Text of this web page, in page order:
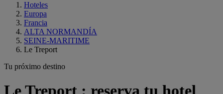
Hoteles
Europa
Francia
ALTA NORMANDÍA
SEINE-MARITIME
Le Treport
Tu próximo destino